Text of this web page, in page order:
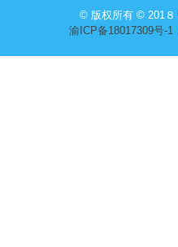
© 版权所有 © 201８
渝ICP备18017309号-1